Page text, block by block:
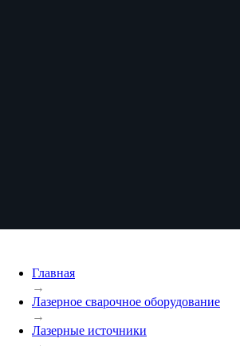
Главная
→
Лазерное сварочное оборудование
→
Лазерные источники